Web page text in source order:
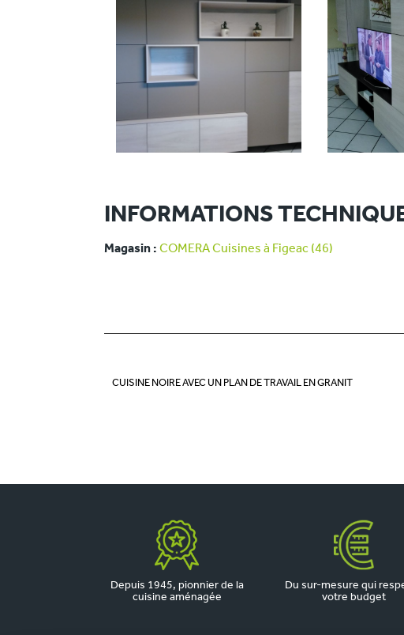
INFORMATIONS
Magasin : COMERA Cuisines à Figeac (46)
CUISINE NOIRE AVEC UN PLAN DE TRAVAIL EN GRANIT
Depuis 1945, pionnier de la
cuisine aménagée
Du sur-mesure qui
votre budget